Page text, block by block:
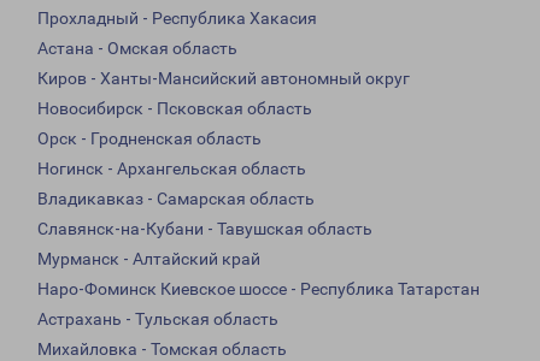
Прохладный - Республика Хакасия
Астана - Омская область
Киров - Ханты-Мансийский автономный округ
Новосибирск - Псковская область
Орск - Гродненская область
Ногинск - Архангельская область
Владикавказ - Самарская область
Славянск-на-Кубани - Тавушская область
Мурманск - Алтайский край
Наро-Фоминск Киевское шоссе - Республика Татарстан
Астрахань - Тульская область
Михайловка - Томская область